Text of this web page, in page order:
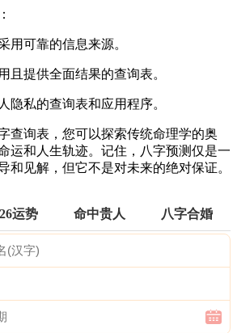
用可靠的信息来源。
且提供全面结果的查询表。
隐私的查询表和应用程序。
查询表，您可以探索传统命理学的奥
运和人生轨迹。记住，八字预测仅是一
和见解，但它不是对未来的绝对保证。
运势 命中贵人 八字合婚